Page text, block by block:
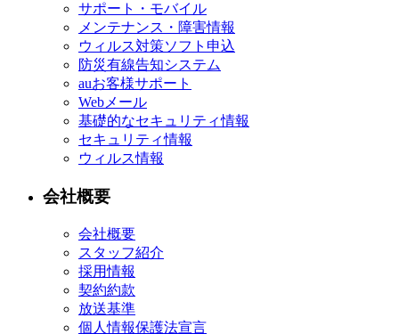
サポート・モバイル
メンテナンス・障害情報
ウィルス対策ソフト申込
防災有線告知システム
auお客様サポート
Webメール
基礎的なセキュリティ情報
セキュリティ情報
ウィルス情報
会社概要
会社概要
スタッフ紹介
採用情報
契約約款
放送基準
個人情報保護法宣言